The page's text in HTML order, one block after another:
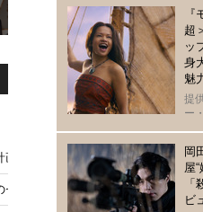
』オリジナルグッズ付きムビチケ
ットに注目『ザ・ザ・コルダのフ
超
ッ
身
魅
提
ー
岡
屋
ビ